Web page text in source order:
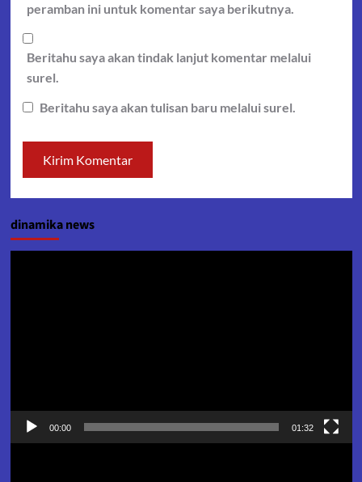
peramban ini untuk komentar saya berikutnya.
Beritahu saya akan tindak lanjut komentar melalui
surel.
Beritahu saya akan tulisan baru melalui surel.
dinamika news
00:00 01:32